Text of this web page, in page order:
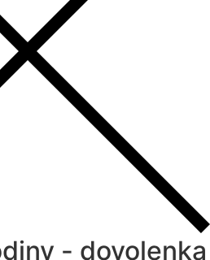
- dovolenka